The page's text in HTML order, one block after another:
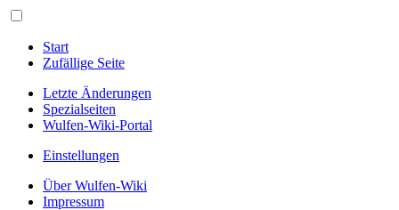
Start
Zufällige Seite
Letzte Änderungen
Spezialseiten
Wulfen-Wiki-Portal
Einstellungen
Über Wulfen-Wiki
Impressum